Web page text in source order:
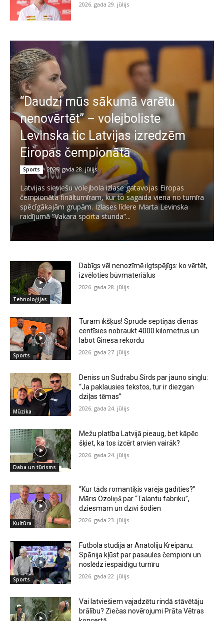
2026. gada 29. jūlijs
“Daudzi mūs sākumā varētu
nenovērtēt” – volejboliste
Levinska tic Latvijas izredzēm
Eiropas čempionātā
Sports 2026. gada 28. jūlijs
Latvijas sieviešu volejbola izlase gatavojas Eiropas
čempionāta finālturnīram, kur to sagaida viena no turnīra
spēcīgākajām grupām. Izlases līdere Marta Levinska
raidījumā “Vakara sporta stunda”...
Tehnoloģijas
Dabīgs vēl nenozīmē ilgtspējīgs: ko vērtēt,
izvēloties būvmateriālus
2026. gada 28. jūlijs
Sports
Turam īkšķus! Sprude septiņās dienās
centīsies nobraukt 4000 kilometrus un
labot Ginesa rekordu
2026. gada 27. jūlijs
Mūzika
Deniss un Sudrabu Sirds par jauno singlu:
“Ja paklausies tekstos, tur ir diezgan
dziļas tēmas”
2026. gada 24. jūlijs
Daba un tūrisms
Mežu platība Latvijā pieaug, bet kāpēc
šķiet, ka tos izcērt arvien vairāk?
2026. gada 24. jūlijs
Kultūra
“Kur tāds romantiķis varēja gadīties?”
Māris Ozoliņš par “Talantu fabriku”,
dziesmām un dzīvi šodien
2026. gada 23. jūlijs
Sports
Futbola studija ar Anatoliju Kreipānu:
Spānija kļūst par pasaules čempioni un
noslēdz iespaidīgu turnīru
2026. gada 22. jūlijs
Vai latviešiem vajadzētu rindā stāvētāju
brālību? Ziečas novērojumi Prāta Vētras